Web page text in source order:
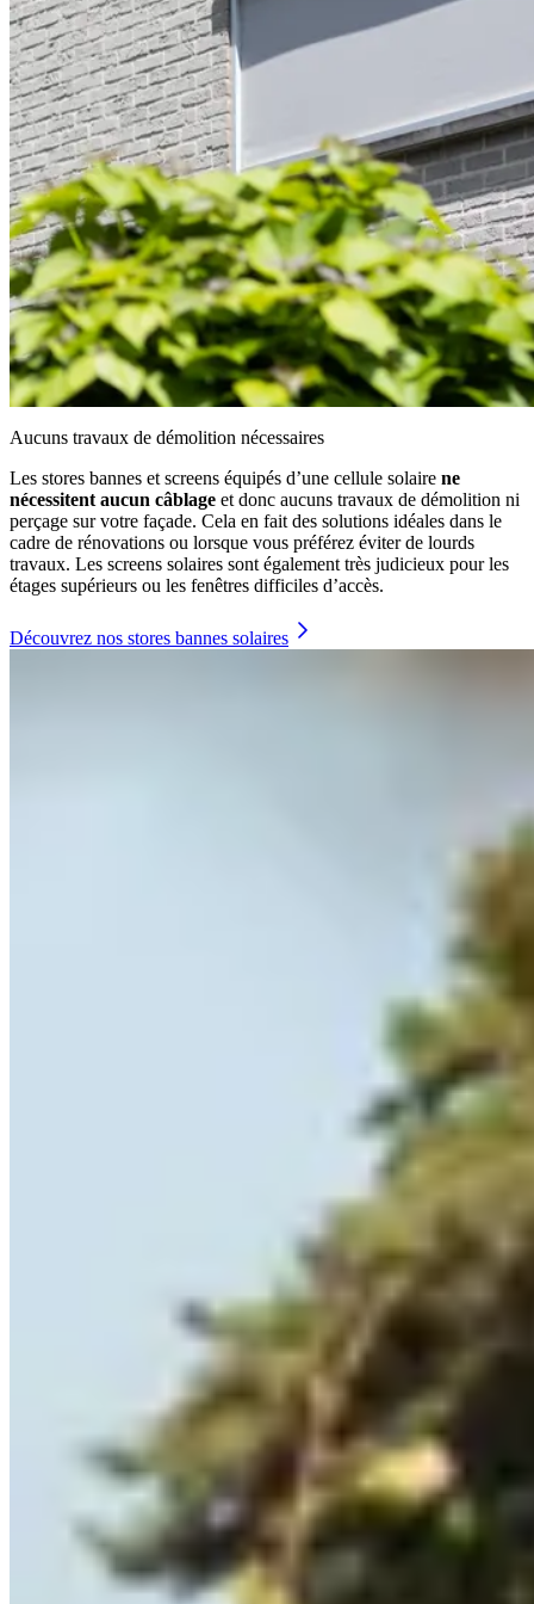
Aucuns travaux de démolition nécessaires
Les stores bannes et screens équipés d’une cellule solaire ne
nécessitent aucun câblage et donc aucuns travaux de démolition ni
perçage sur votre façade. Cela en fait des solutions idéales dans le
cadre de rénovations ou lorsque vous préférez éviter de lourds
travaux. Les screens solaires sont également très judicieux pour les
étages supérieurs ou les fenêtres difficiles d’accès.
Découvrez nos stores bannes solaires